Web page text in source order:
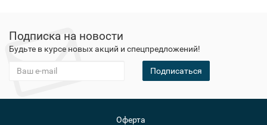
Подписка на новости
Будьте в курсе новых акций и спецпредложений!
Подписаться
Оферта